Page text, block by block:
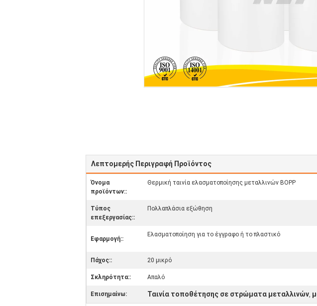
Λεπτομερής Περιγραφή Προϊόντος
Όνομα
προϊόντων::
Θερμική ταινία ελασματοποίησης μεταλλινών BOPP
Τύπος
επεξεργασίας::
Πολλαπλάσια εξώθηση
Εφαρμογή::
Ελασματοποίηση για το έγγραφο ή το πλαστικό
Πάχος:: 20 μικρό
Σκληρότητα:: Απαλό
Επισημαίνω: Ταινία τοποθέτησης σε στρώματα μεταλλινών,